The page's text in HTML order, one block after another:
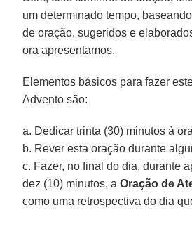
um determinado tempo,
de oração, sugeridos e
ora apresentamos.
Elementos básicos para fazer
Advento são:
a. Dedicar trinta (30) minutos à
b. Rever esta oração durante
c. Fazer, no final do dia, durante
dez (10) minutos, aOração de
como uma retrospectiva do dia